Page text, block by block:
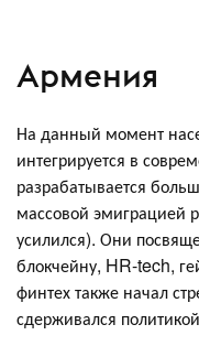
Армения
На данный момент
интегрируется в
разрабатывается
массовой эмиграцией
усилился). Они
блокчейну, HR-tech,
финтех также начал
сдерживался